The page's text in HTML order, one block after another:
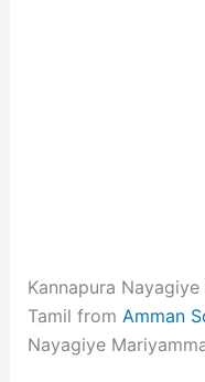
Kannapura
Tamil from Amman
Nayagiye